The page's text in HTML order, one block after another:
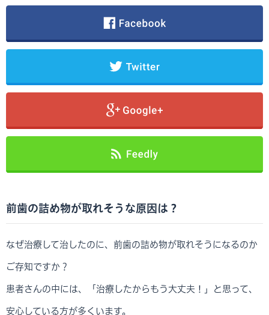
前歯の詰め物が取れそうな原因は？
なぜ治療して治したのに、前歯の詰め物が取れそうになるのか
ご存知ですか？
患者さんの中には、「治療したからもう大丈夫！」と思って、
安心している方が多くいます。